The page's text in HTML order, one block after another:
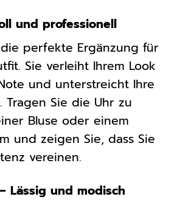
und professionell
perfekte Ergänzung für
Sie verleiht Ihrem Look
und unterstreicht Ihre
Tragen Sie die Uhr zu
Bluse oder einem
und zeigen Sie, dass Sie
vereinen.
Lässig und modisch